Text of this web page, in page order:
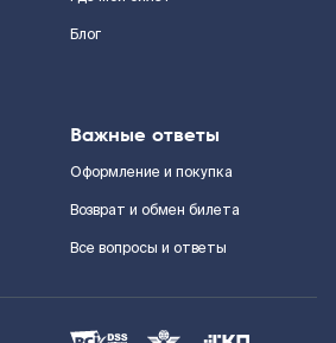
Блог
Важные ответы
Оформление и покупка
Возврат и обмен билета
Все вопросы и ответы